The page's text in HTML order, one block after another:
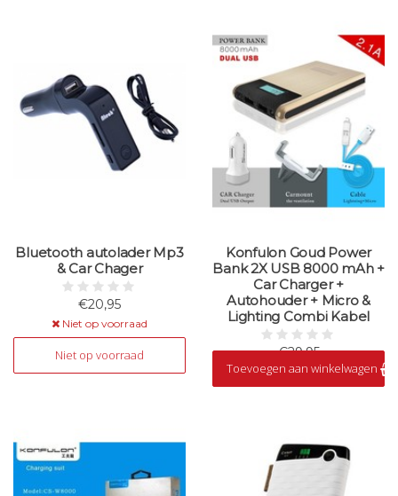
Bluetooth autolader Mp3
& Car Chager
€20,95
Niet op voorraad
Niet op voorraad
Konfulon Goud Power
Bank 2X USB 8000 mAh +
Car Charger +
Autohouder + Micro &
Lighting Combi Kabel
€29,95
Op voorraad
Toevoegen aan winkelwagen